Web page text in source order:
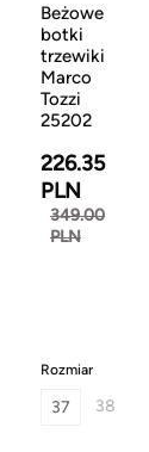
Beżowe
botki
trzewiki
Marco
Tozzi
25202
226.35
PLN
349.00
PLN
Rozmiar
37 38